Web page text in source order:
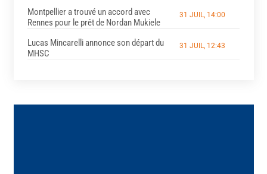
Montpellier a trouvé un accord avec
Rennes pour le prêt de Nordan Mukiele
31 JUIL, 14:00
Lucas Mincarelli annonce son départ du
MHSC
31 JUIL, 12:43